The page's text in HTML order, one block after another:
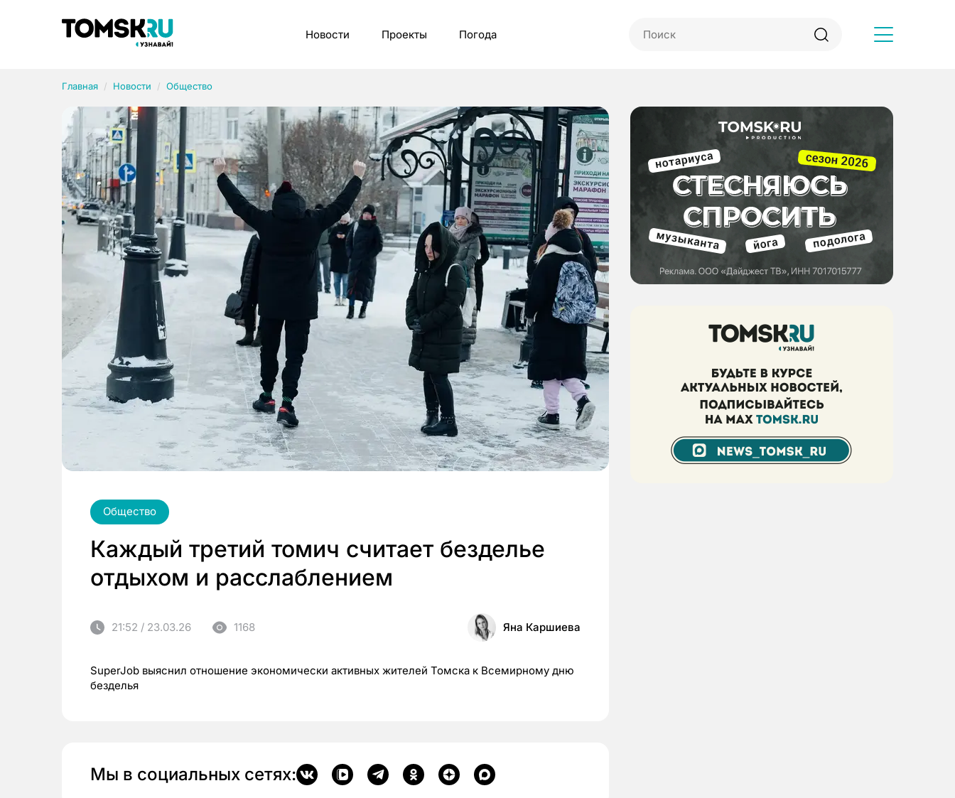
Новости Проекты Погода
Главная Новости Общество
Общество
Каждый третий томич считает безделье
отдыхом и расслаблением
21:52 / 23.03.26 1168 Яна Каршиева
SuperJob выяснил отношение экономически активных жителей Томска к Всемирному дню
безделья
Мы в социальных сетях:
Рубрики